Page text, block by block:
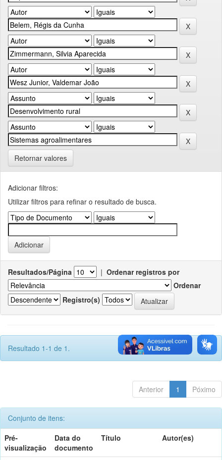
Retornar valores
Adicionar filtros:
Utilizar filtros para refinar o resultado de busca.
Resultados/Página | Ordenar registros por
Ordenar
Registro(s)
Resultado 1-1 de 1.
Anterior 1 Póximo
Conjunto de itens:
Pré-
visualização
Data do
documento
Título Autor(es)